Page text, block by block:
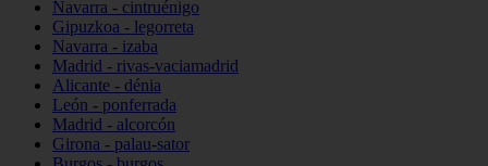
Navarra - cintruénigo
Gipuzkoa - legorreta
Navarra - izaba
Madrid - rivas-vaciamadrid
Alicante - dénia
León - ponferrada
Madrid - alcorcón
Girona - palau-sator